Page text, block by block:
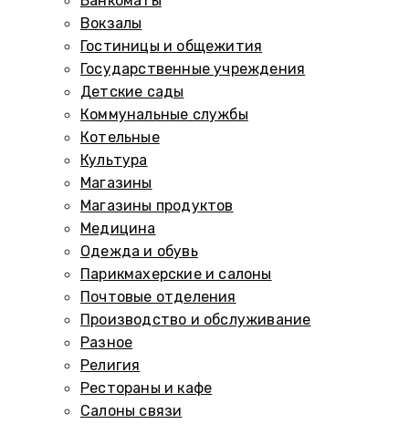
Вокзалы
Гостиницы и общежития
Государственные учреждения
Детские сады
Коммунальные службы
Котельные
Культура
Магазины
Магазины продуктов
Медицина
Одежда и обувь
Парикмахерские и салоны
Почтовые отделения
Производство и обслуживание
Разное
Религия
Рестораны и кафе
Салоны связи